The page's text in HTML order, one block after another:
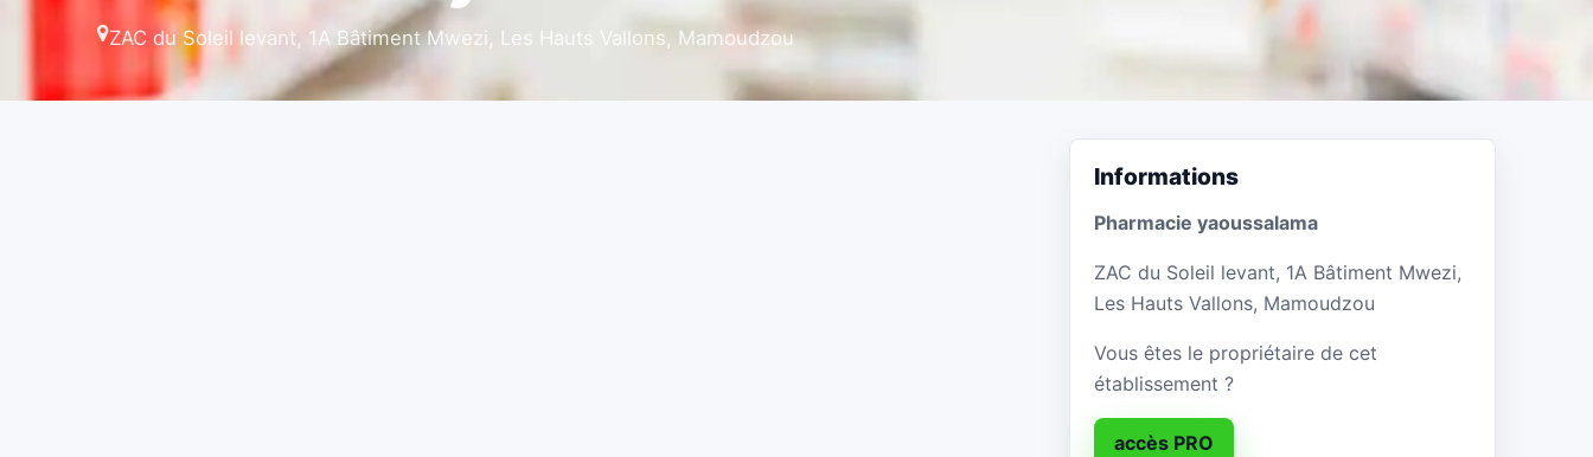
ZAC du Soleil levant, 1A Bâtiment Mwezi, Les Hauts Vallons, Mamoudzou
Informations
Pharmacie yaoussalama
ZAC du Soleil levant, 1A Bâtiment Mwezi,
Les Hauts Vallons, Mamoudzou
Vous êtes le propriétaire de cet
établissement ?
accès PRO